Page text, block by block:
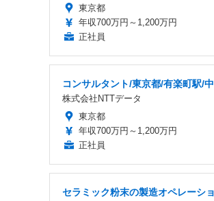
東京都
年収700万円～1,200万円
正社員
コンサルタント/東京都/有楽町駅/
株式会社NTTデータ
東京都
年収700万円～1,200万円
正社員
セラミック粉末の製造オペレーシ